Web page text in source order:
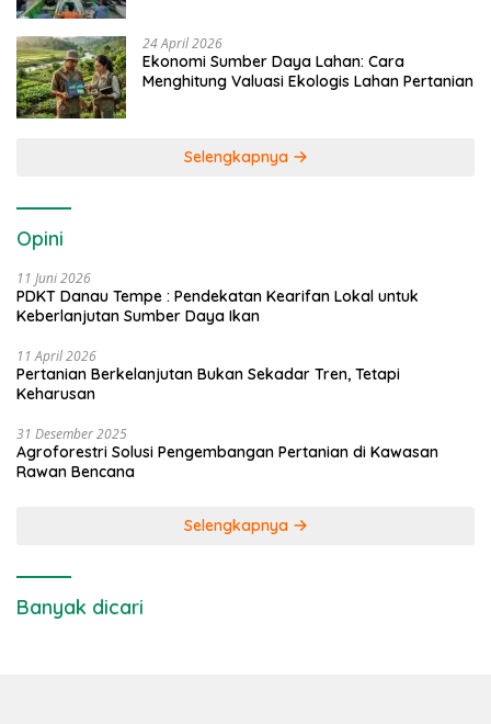
24 April 2026
Ekonomi Sumber Daya Lahan: Cara
Menghitung Valuasi Ekologis Lahan Pertanian
Selengkapnya
Opini
11 Juni 2026
PDKT Danau Tempe : Pendekatan Kearifan Lokal untuk
Keberlanjutan Sumber Daya Ikan
11 April 2026
Pertanian Berkelanjutan Bukan Sekadar Tren, Tetapi
Keharusan
31 Desember 2025
Agroforestri Solusi Pengembangan Pertanian di Kawasan
Rawan Bencana
Selengkapnya
Banyak dicari